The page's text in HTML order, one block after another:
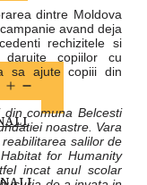
MENU
dintre Moldova
avand deja
rechizitele si
copiilor cu
sa ajute copiii din
comuna Belcesti
noastre. Vara
salilor de
for Humanity
incat anul scolar